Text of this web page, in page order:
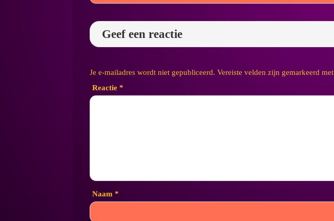
Geef een reactie
Je e-mailadres wordt niet gepubliceerd. Vereiste velden zijn gemarkeerd met
Reactie *
Naam *